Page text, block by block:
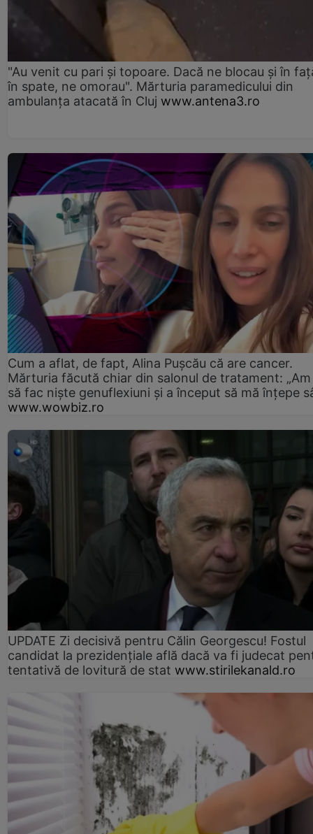
"Au venit cu pari și topoare. Dacă ne blocau şi în
în spate, ne omorau". Mărturia paramedicului din
ambulanţa atacată în Cluj www.antena3.ro
Cum a aflat, de fapt, Alina Pușcău că are cancer.
Mărturia făcută chiar din salonul de tratament:
să fac niște genuflexiuni și a început să mă înțepe
www.wowbiz.ro
UPDATE Zi decisivă pentru Călin Georgescu! Fostul
candidat la prezidențiale află dacă va fi judecat
tentativă de lovitură de stat www.stirilekanald.ro